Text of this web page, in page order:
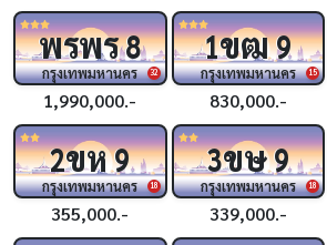
32
พรพร8
กรุงเทพมหานคร
1,990,000.-
15
1ขฒ9
กรุงเทพมหานคร
830,000.-
18
2ขห9
กรุงเทพมหานคร
355,000.-
18
3ขษ9
กรุงเทพมหานคร
339,000.-